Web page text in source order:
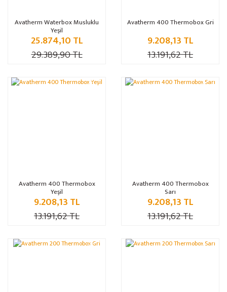
Avatherm Waterbox Musluklu
Yeşil
25.874,10 TL
29.389,90 TL
Avatherm 400 Thermobox Gri
9.208,13 TL
13.191,62 TL
%30
Avatherm 400 Thermobox
Yeşil
9.208,13 TL
13.191,62 TL
%30
Avatherm 400 Thermobox
Sarı
9.208,13 TL
13.191,62 TL
%30 %30